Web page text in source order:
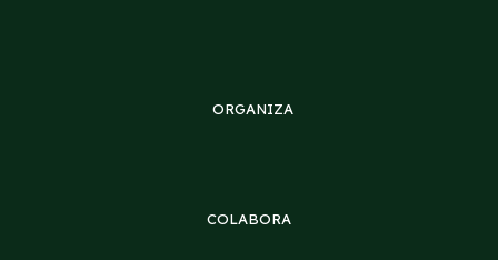
ORGANIZA
COLABORA